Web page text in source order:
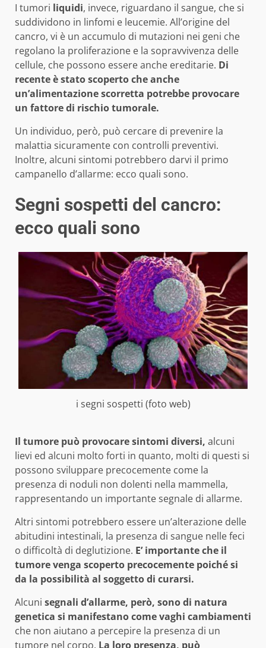
I tumori liquidi, invece, riguardano il sangue, che si
suddividono in linfomi e leucemie. All’origine del
cancro, vi è un accumulo di mutazioni nei geni che
regolano la proliferazione e la sopravvivenza delle
cellule, che possono essere anche ereditarie. Di
recente è stato scoperto che anche
un’alimentazione scorretta potrebbe provocare
un fattore di rischio tumorale.
Un individuo, però, può cercare di prevenire la
malattia sicuramente con controlli preventivi.
Inoltre, alcuni sintomi potrebbero darvi il primo
campanello d’allarme: ecco quali sono.
Segni sospetti del cancro:
ecco quali sono
i segni sospetti (foto web)
Il tumore può provocare sintomi diversi, alcuni
lievi ed alcuni molto forti in quanto, molti di questi si
possono sviluppare precocemente come la
presenza di noduli non dolenti nella mammella,
rappresentando un importante segnale di allarme.
Altri sintomi potrebbero essere un’alterazione delle
abitudini intestinali, la presenza di sangue nelle feci
o difficoltà di deglutizione. E’ importante che il
tumore venga scoperto precocemente poiché si
da la possibilità al soggetto di curarsi.
Alcuni segnali d’allarme, però, sono di natura
genetica si manifestano come vaghi cambiamenti
che non aiutano a percepire la presenza di un
tumore nel corpo. La loro presenza, può